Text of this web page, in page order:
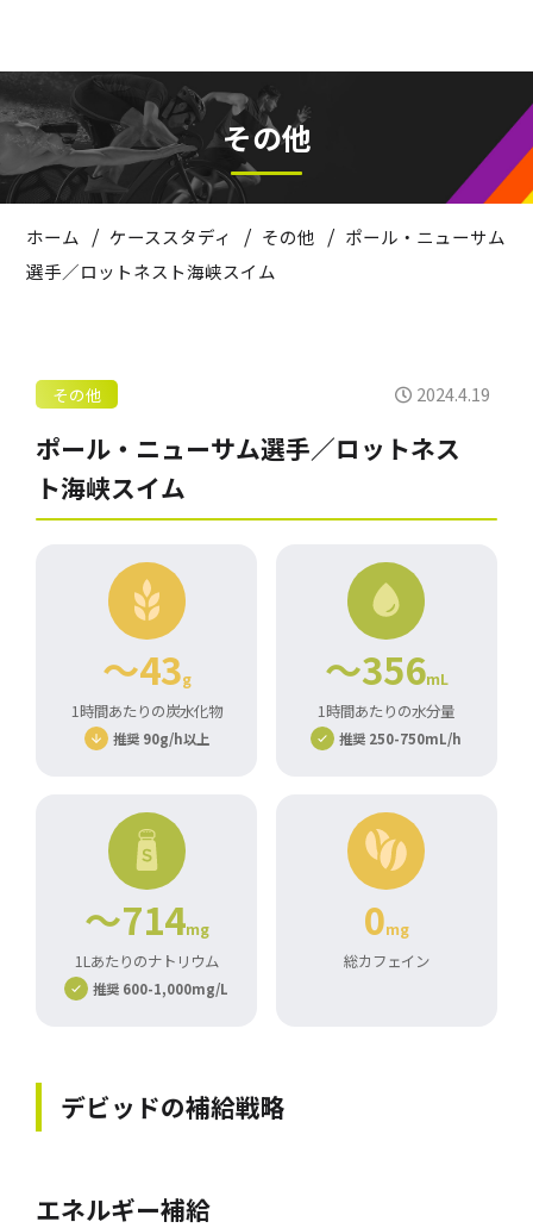
その他
ホーム / ケーススタディ / その他 / ポール・ニューサム
選手／ロットネスト海峡スイム
その他 2024.4.19
ポール・ニューサム選手／ロットネス
ト海峡スイム
～43g
1時間あたりの炭水化物
推奨 90g/h以上
～356mL
1時間あたりの水分量
推奨 250-750mL/h
～714mg
1Lあたりのナトリウム
推奨 600-1,000mg/L
0mg
総カフェイン
デビッドの補給戦略
エネルギー補給